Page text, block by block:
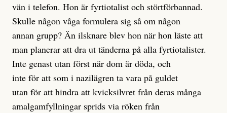
vän i telefon. Hon är fyrtiotalist och störtförbannad.
Skulle någon våga formulera sig så om någon
annan grupp? Än ilsknare blev hon när hon läste att
man planerar att dra ut tänderna på alla fyrtiotalister.
Inte genast utan först när dom är döda, och
inte för att som i nazilägren ta vara på guldet
utan för att hindra att kvicksilvret från deras många
amalgamfyllningar sprids via röken från